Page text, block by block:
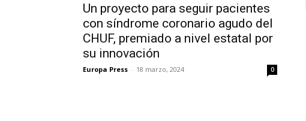
Un proyecto para seguir pacientes
con síndrome coronario agudo del
CHUF, premiado a nivel estatal por
su innovación
Europa Press - 18 marzo, 2024 0